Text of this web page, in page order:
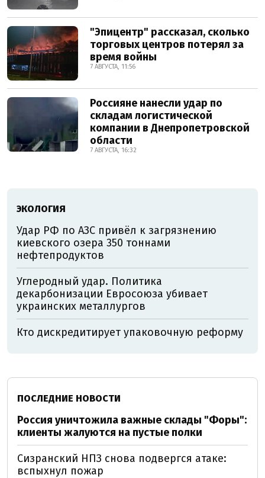
"Эпицентр" рассказал, сколько
торговых центров потерял за
время войны
7 АВГУСТА, 11:56
Россияне нанесли удар по
складам логистической
компании в Днепропетровской
области
7 АВГУСТА, 16:32
ЭКОЛОГИЯ
Удар РФ по АЗС привёл к загрязнению
киевского озера 350 тоннами
нефтепродуктов
Углеродный удар. Политика
декарбонизации Евросоюза убивает
украинских металлургов
Кто дискредитирует упаковочную реформу
ПОСЛЕДНИЕ НОВОСТИ
Россия уничтожила важные склады "Форы":
клиенты жалуются на пустые полки
Сизранский НПЗ снова подвергся атаке:
вспыхнул пожар